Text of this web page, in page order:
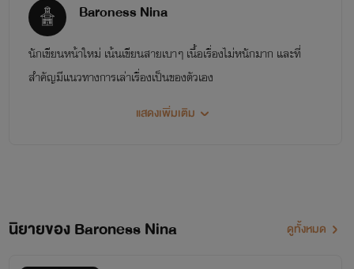
Baroness Nina
นักเขียนหน้าใหม่ เน้นเขียนสายเบาๆ เนื้อเรื่องไม่หนักมาก และที่
สำคัญมีแนวทางการเล่าเรื่องเป็นของตัวเอง
แสดงเพิ่มเติม
นิยายของ Baroness Nina ดูทั้งหมด